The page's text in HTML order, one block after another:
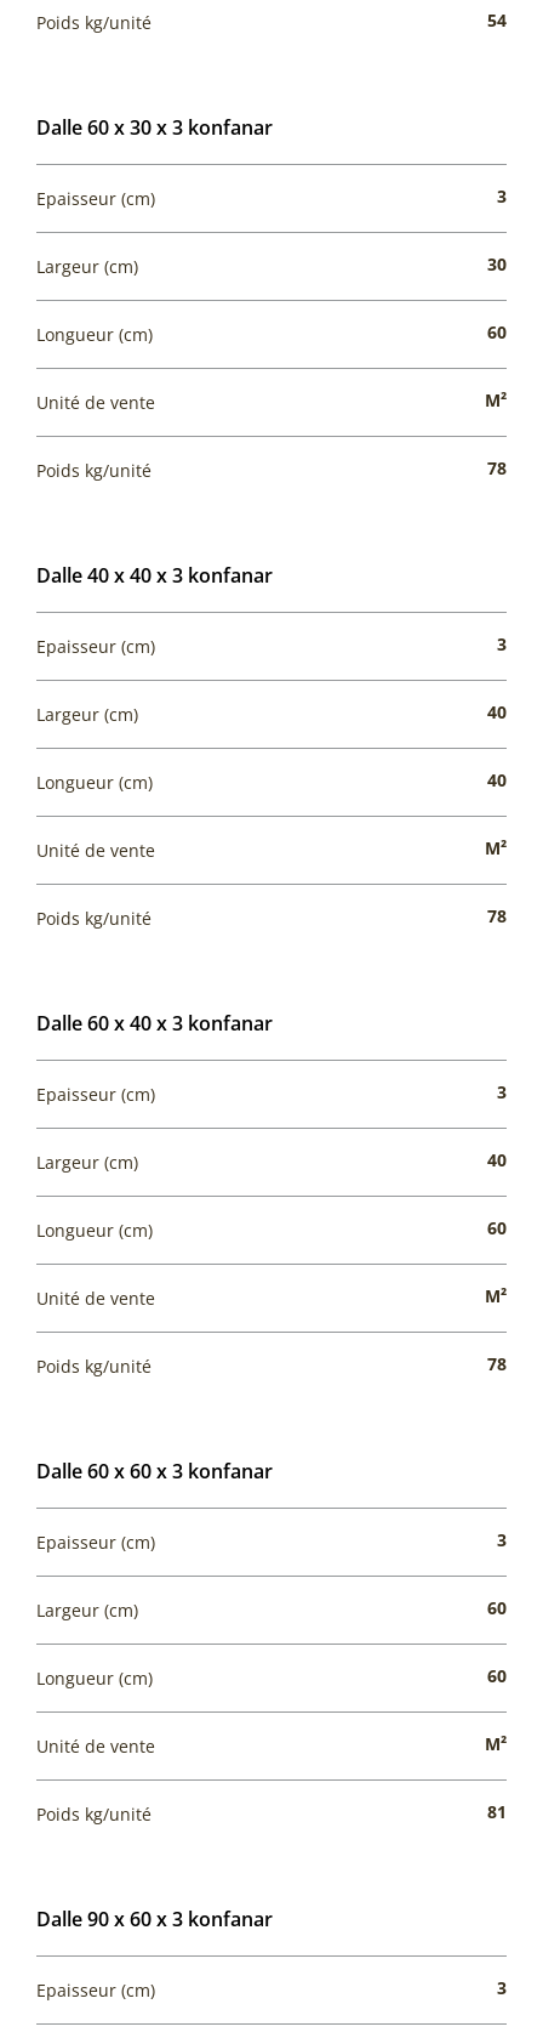
Poids kg/unité 54
Dalle 60 x 30 x 3 konfanar
Epaisseur (cm) 3
Largeur (cm) 30
Longueur (cm) 60
Unité de vente M²
Poids kg/unité 78
Dalle 40 x 40 x 3 konfanar
Epaisseur (cm) 3
Largeur (cm) 40
Longueur (cm) 40
Unité de vente M²
Poids kg/unité 78
Dalle 60 x 40 x 3 konfanar
Epaisseur (cm) 3
Largeur (cm) 40
Longueur (cm) 60
Unité de vente M²
Poids kg/unité 78
Dalle 60 x 60 x 3 konfanar
Epaisseur (cm) 3
Largeur (cm) 60
Longueur (cm) 60
Unité de vente M²
Poids kg/unité 81
Dalle 90 x 60 x 3 konfanar
Epaisseur (cm) 3